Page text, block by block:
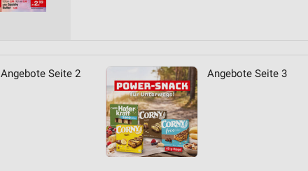
Angebote Seite 2 Angebote Seite 3